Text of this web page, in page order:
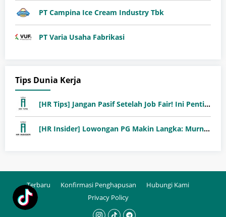
PT Campina Ice Cream Industry Tbk
PT Varia Usaha Fabrikasi
Tips Dunia Kerja
[HR Tips] Jangan Pasif Setelah Job Fair! Ini Pentingnya Follow-Up Setelah Job Fair
[HR Insider] Lowongan PG Makin Langka: Murni Seleksi atau Jalur Orang Dalam?
Terbaru Konfirmasi Penghapusan
Hubungi Kami
Privacy Policy